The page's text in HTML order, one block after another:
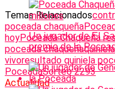
Temas Relacionados
poceada chaqueña
hoyPoceada Chaqueña
poceada chaqueña
vivoresultado quiniela
PoceadaSorteo 2293
Actualidad
Un jugador de El
premio de la